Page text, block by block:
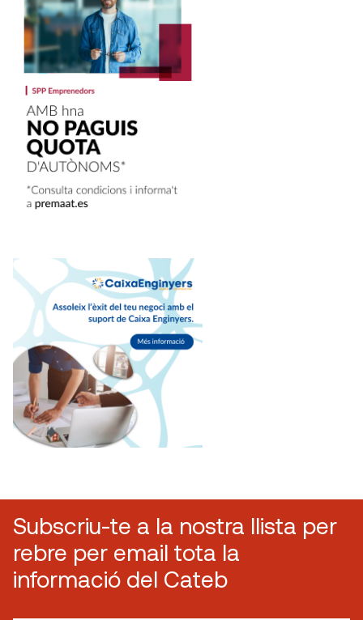
Subscriu-te a la nostra llista per
rebre per email tota la
informació del Cateb